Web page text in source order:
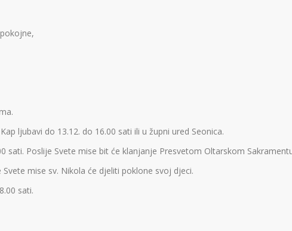
ljubavi do 13.12. do 16.00 sati ili u župni ured Seonica.
sati. Poslije Svete mise bit će klanjanje Presvetom Oltarskom
mise sv. Nikola će djeliti poklone svoj djeci.
sati.